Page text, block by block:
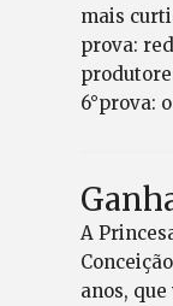
mais
prova:
6°prova:
A
anos,